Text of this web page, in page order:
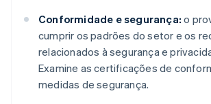
Conformidade e segurança: o
cumprir os padrões do setor e os
relacionados à segurança e
Examine as certificações de
medidas de segurança.